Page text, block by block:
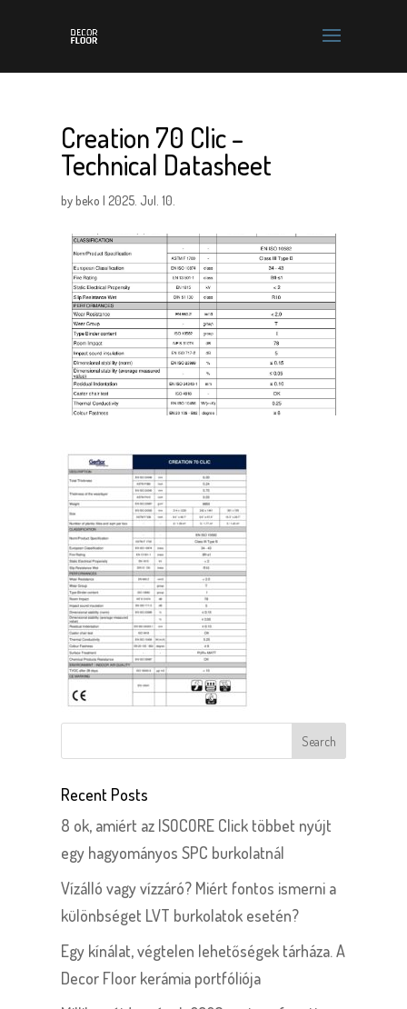
Creation 70 Clic –
Technical Datasheet
bybeko |2025. Jul. 10.
Recent Posts
8 ok, amiért az ISOCORE Click többet nyújt
egy hagyományos SPC burkolatnál
Vízálló vagy vízzáró? Miért fontos ismerni a
különbséget LVT burkolatok esetén?
Egy kínálat, végtelen lehetőségek tárháza. A
Decor Floor kerámia portfóliója